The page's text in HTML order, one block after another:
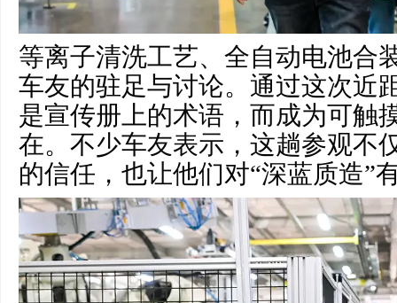
等离子清洗工艺、全自动电池合
车友的驻足与讨论。通过这次近
是宣传册上的术语，而成为可触
在。不少车友表示，这趟参观不
的信任，也让他们对“深蓝质造”